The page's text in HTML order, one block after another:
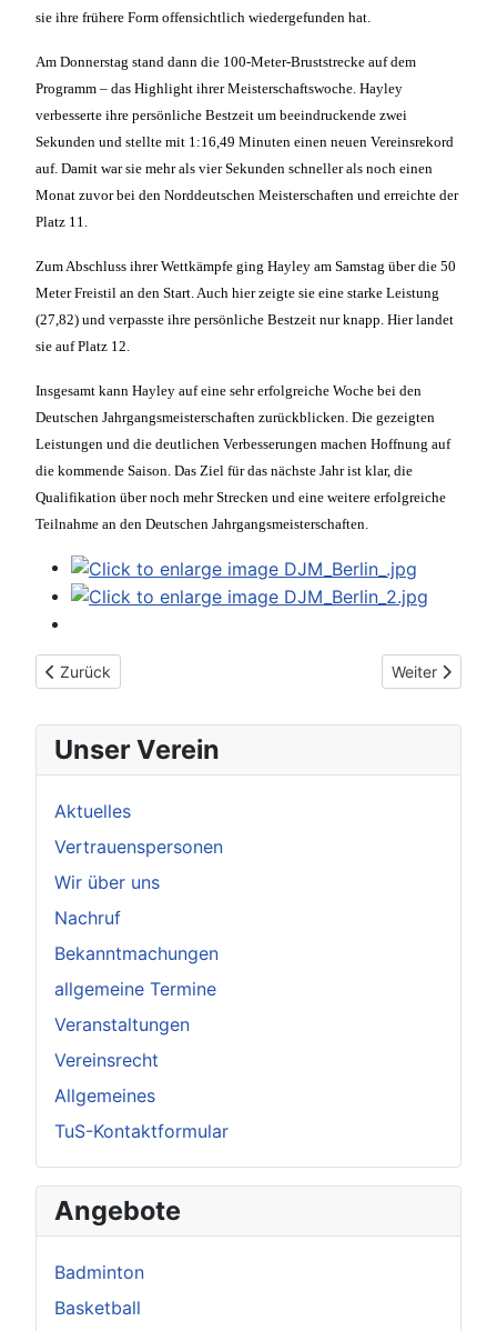
Unser Verein
Aktuelles
Vertrauenspersonen
Wir über uns
Nachruf
Bekanntmachungen
allgemeine Termine
Veranstaltungen
Vereinsrecht
Allgemeines
TuS-Kontaktformular
Angebote
Badminton
Basketball
sie ihre frühere Form offensichtlich wiedergefunden hat.
Am Donnerstag stand dann die 100-Meter-Bruststrecke auf dem
Programm – das Highlight ihrer Meisterschaftswoche. Hayley
verbesserte ihre persönliche Bestzeit um beeindruckende zwei
Sekunden und stellte mit 1:16,49 Minuten einen neuen Vereinsrekord
auf. Damit war sie mehr als vier Sekunden schneller als noch einen
Monat zuvor bei den Norddeutschen Meisterschaften und erreichte der
Platz 11.
Zum Abschluss ihrer Wettkämpfe ging Hayley am Samstag über die 50
Meter Freistil an den Start. Auch hier zeigte sie eine starke Leistung
(27,82) und verpasste ihre persönliche Bestzeit nur knapp. Hier landet
sie auf Platz 12.
Insgesamt kann Hayley auf eine sehr erfolgreiche Woche bei den
Deutschen Jahrgangsmeisterschaften zurückblicken. Die gezeigten
Leistungen und die deutlichen Verbesserungen machen Hoffnung auf
die kommende Saison. Das Ziel für das nächste Jahr ist klar, die
Qualifikation über noch mehr Strecken und eine weitere erfolgreiche
Teilnahme an den Deutschen Jahrgangsmeisterschaften.
Vorheriger Beitrag: Nachwuchsschwimmen Epe (21.06.2026)
Zurück Nächster
Weiter